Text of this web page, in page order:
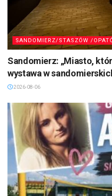
SANDOMIERZ/STASZÓW /
Sandomierz: „Miasto,
wystawa w
2026-08-06